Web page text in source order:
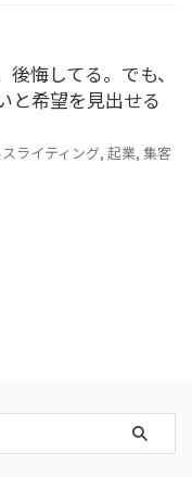
悔してる。でも、
と希望を見出せる
ライティング, 起業, 集客